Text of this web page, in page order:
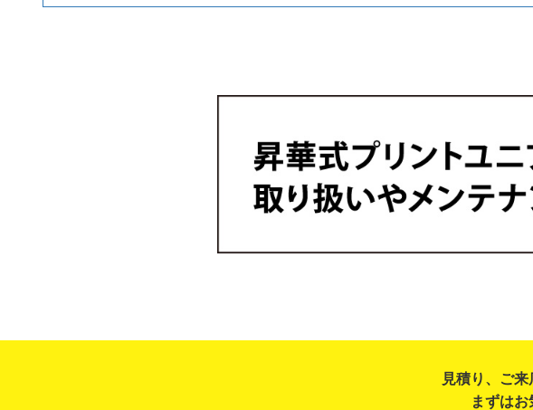
見積り、ご
まずは